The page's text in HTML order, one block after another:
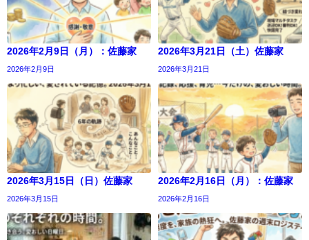
2026年2月9日（月）：佐藤家
2026年2月9日
2026年3月21日（土）佐藤家
2026年3月21日
2026年3月15日（日）佐藤家
2026年3月15日
2026年2月16日（月）：佐藤家
2026年2月16日